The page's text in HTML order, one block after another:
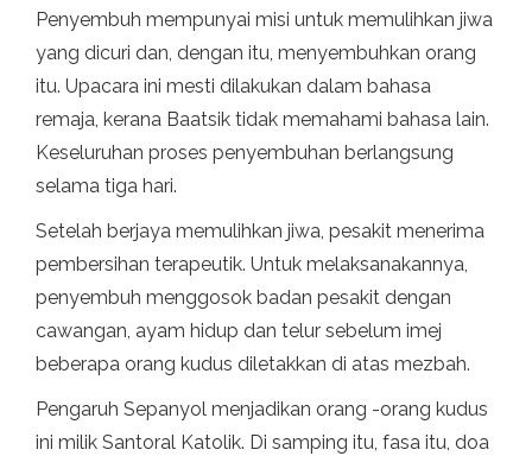
Penyembuh mempunyai misi untuk memulihkan jiwa
yang dicuri dan, dengan itu, menyembuhkan orang
itu. Upacara ini mesti dilakukan dalam bahasa
remaja, kerana Baatsik tidak memahami bahasa lain.
Keseluruhan proses penyembuhan berlangsung
selama tiga hari.
Setelah berjaya memulihkan jiwa, pesakit menerima
pembersihan terapeutik. Untuk melaksanakannya,
penyembuh menggosok badan pesakit dengan
cawangan, ayam hidup dan telur sebelum imej
beberapa orang kudus diletakkan di atas mezbah.
Pengaruh Sepanyol menjadikan orang -orang kudus
ini milik Santoral Katolik. Di samping itu, fasa itu, doa